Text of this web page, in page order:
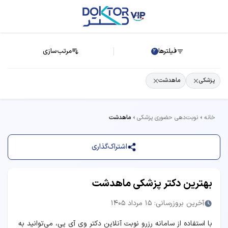
فیلترها 2 مرتب‌سازی
پزشکی ماهدشت
خانه نوبت‌دهی حضوری پزشکی ماهدشت
اشتراک‌گذاری
بهترین دکتر پزشکی ماهدشت
آخرین بروزرسانی: 15 مرداد 1405
با استفاده از سامانه رزرو نوبت آنلاین دکتر وی آی پی، می‌توانید به